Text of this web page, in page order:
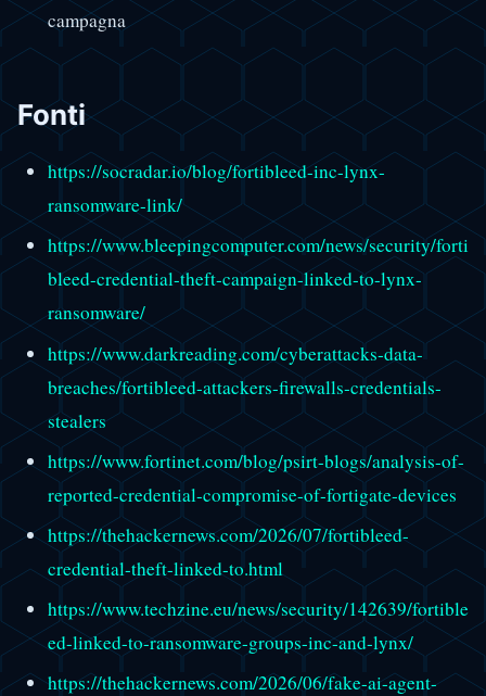
campagna
Fonti
https://socradar.io/blog/fortibleed-inc-lynx-
ransomware-link/
https://www.bleepingcomputer.com/news/security/forti
bleed-credential-theft-campaign-linked-to-lynx-
ransomware/
https://www.darkreading.com/cyberattacks-data-
breaches/fortibleed-attackers-firewalls-credentials-
stealers
https://www.fortinet.com/blog/psirt-blogs/analysis-of-
reported-credential-compromise-of-fortigate-devices
https://thehackernews.com/2026/07/fortibleed-
credential-theft-linked-to.html
https://www.techzine.eu/news/security/142639/fortible
ed-linked-to-ransomware-groups-inc-and-lynx/
https://thehackernews.com/2026/06/fake-ai-agent-